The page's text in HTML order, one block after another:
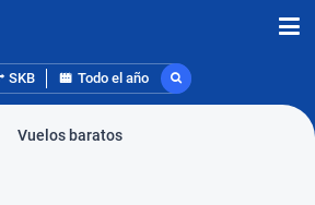
SKB Todo el año
Vuelos baratos